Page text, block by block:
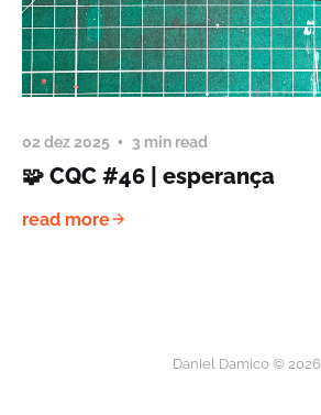
02 dez 2025 3 min read
🧩 CQC #46 | esperança
read more
Daniel Damico © 2026